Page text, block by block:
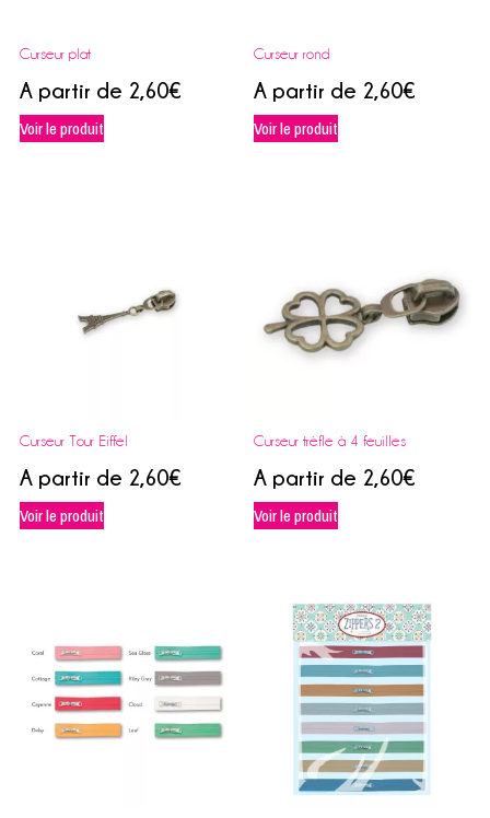
Curseur plat
A partir de 2,60€
Voir le produit
Curseur rond
A partir de 2,60€
Voir le produit
Curseur Tour Eiffel
A partir de 2,60€
Voir le produit
Curseur trèfle à 4 feuilles
A partir de 2,60€
Voir le produit